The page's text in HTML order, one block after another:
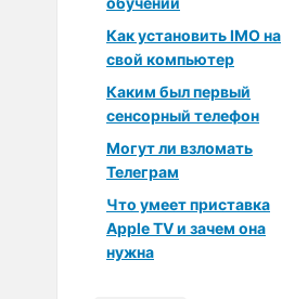
Как установить IMO на
свой компьютер
Каким был первый
сенсорный телефон
Могут ли взломать
Телеграм
Что умеет приставка
Apple TV и зачем она
нужна